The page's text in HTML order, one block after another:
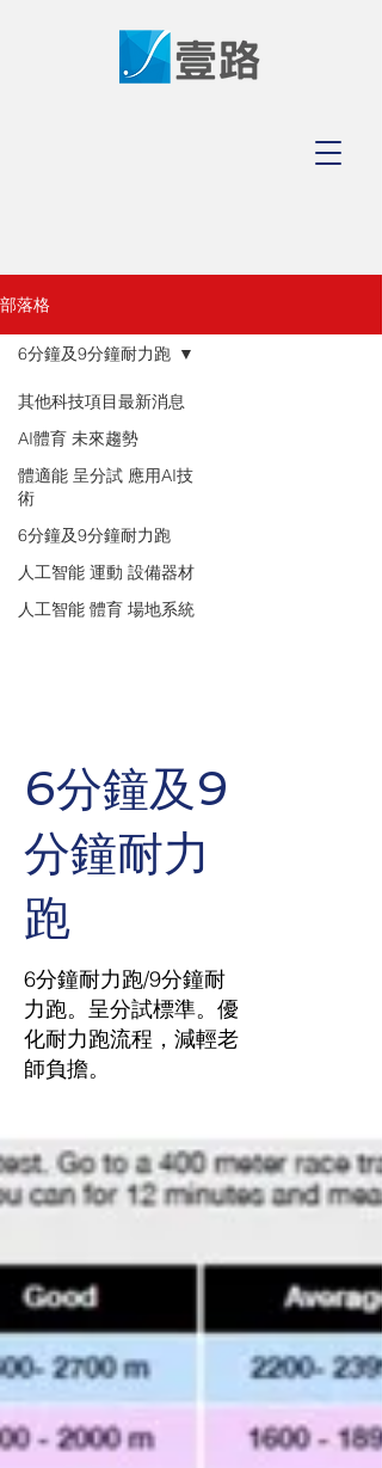
部落格
其他科技項目最新消息
AI體育 未來趨勢
體適能 呈分試 應用AI技
術
6分鐘及9分鐘耐力跑
人工智能 運動 設備器材
人工智能 體育 場地系統
6分鐘及9分鐘耐力跑
6分鐘及9
分鐘耐力
跑
6分鐘耐力跑/9分鐘耐
力跑。呈分試標準。優
化耐力跑流程，減輕老
師負擔。